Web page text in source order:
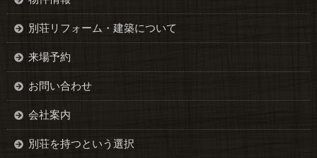
別荘リフォーム・建築について
来場予約
お問い合わせ
会社案内
別荘を持つという選択